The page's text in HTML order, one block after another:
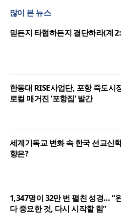
느헤미야 연합기도회, ‘왕
세기총 “자유를 지키며
여”
많이 본 뉴스
믿든지 타협하든지 결단하라(계
한동대 RISE사업단, 포항 죽도시
로컬 매거진 ‘포항집’ 발간
세계기독교 변화 속 한국 선교신
향은?
1,347명이 32만 번 펼친 성경… “
다 중요한 것, 다시 시작할 힘”